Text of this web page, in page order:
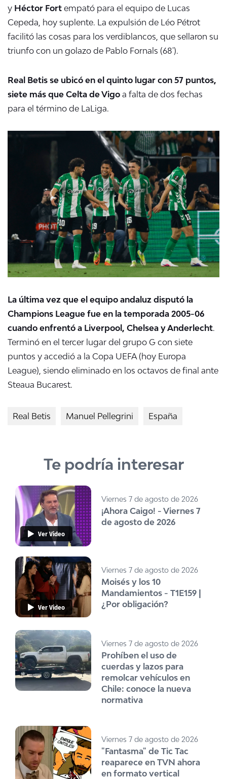
y Héctor Fort empató para el equipo de Lucas
Cepeda, hoy suplente. La expulsión de Léo Pétrot
facilitó las cosas para los verdiblancos, que sellaron su
triunfo con un golazo de Pablo Fornals (68').
Real Betis se ubicó en el quinto lugar con 57 puntos,
siete más que Celta de Vigo a falta de dos fechas
para el término de LaLiga.
La última vez que el equipo andaluz disputó la
Champions League fue en la temporada 2005-06
cuando enfrentó a Liverpool, Chelsea y Anderlecht.
Terminó en el tercer lugar del grupo G con siete
puntos y accedió a la Copa UEFA (hoy Europa
League), siendo eliminado en los octavos de final ante
Steaua Bucarest.
Real Betis Manuel Pellegrini España
Te podría interesar
Ver Video
Viernes 7 de agosto de 2026
¡Ahora Caigo! - Viernes 7
de agosto de 2026
Ver Video
Viernes 7 de agosto de 2026
Moisés y los 10
Mandamientos - T1E159 |
¿Por obligación?
Viernes 7 de agosto de 2026
Prohíben el uso de
cuerdas y lazos para
remolcar vehículos en
Chile: conoce la nueva
normativa
Viernes 7 de agosto de 2026
"Fantasma" de Tic Tac
reaparece en TVN ahora
en formato vertical